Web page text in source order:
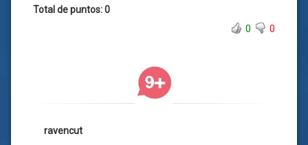
Total de puntos: 0
0
0
ravencut